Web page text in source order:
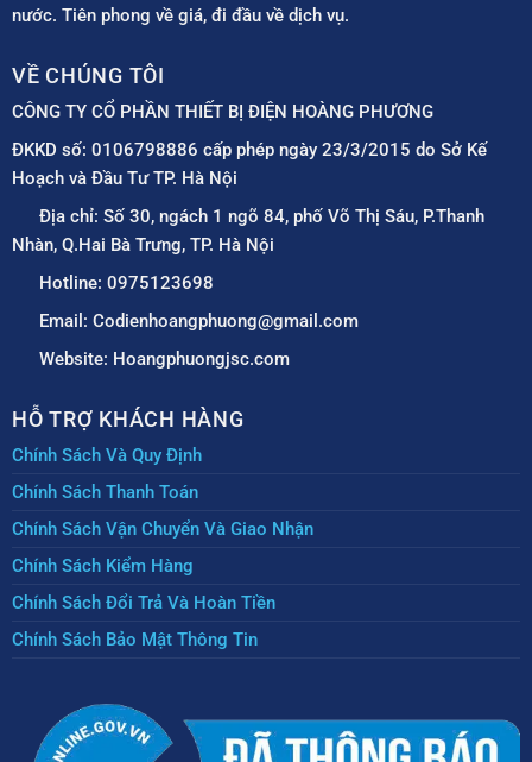
nước. Tiên phong về giá, đi đầu về dịch vụ.
VỀ CHÚNG TÔI
CÔNG TY CỔ PHẦN THIẾT BỊ ĐIỆN HOÀNG PHƯƠNG
ĐKKD số: 0106798886 cấp phép ngày 23/3/2015 do Sở Kế
Hoạch và Đầu Tư TP. Hà Nội
Địa chỉ: Số 30, ngách 1 ngõ 84, phố Võ Thị Sáu, P.Thanh
Nhàn, Q.Hai Bà Trưng, TP. Hà Nội
Hotline: 0975123698
Email: Codienhoangphuong@gmail.com
Website: Hoangphuongjsc.com
HỖ TRỢ KHÁCH HÀNG
Chính Sách Và Quy Định
Chính Sách Thanh Toán
Chính Sách Vận Chuyển Và Giao Nhận
Chính Sách Kiểm Hàng
Chính Sách Đổi Trả Và Hoàn Tiền
Chính Sách Bảo Mật Thông Tin